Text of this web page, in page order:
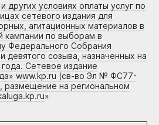
других условиях оплаты услуг по
сетевого издания для
агитационных материалов в
кампании по выборам в
Федерального Собрания
девятого созыва, назначенных на
Сетевое издание
www.kp.ru (св-во Эл № ФС77-
размещение на региональном
»